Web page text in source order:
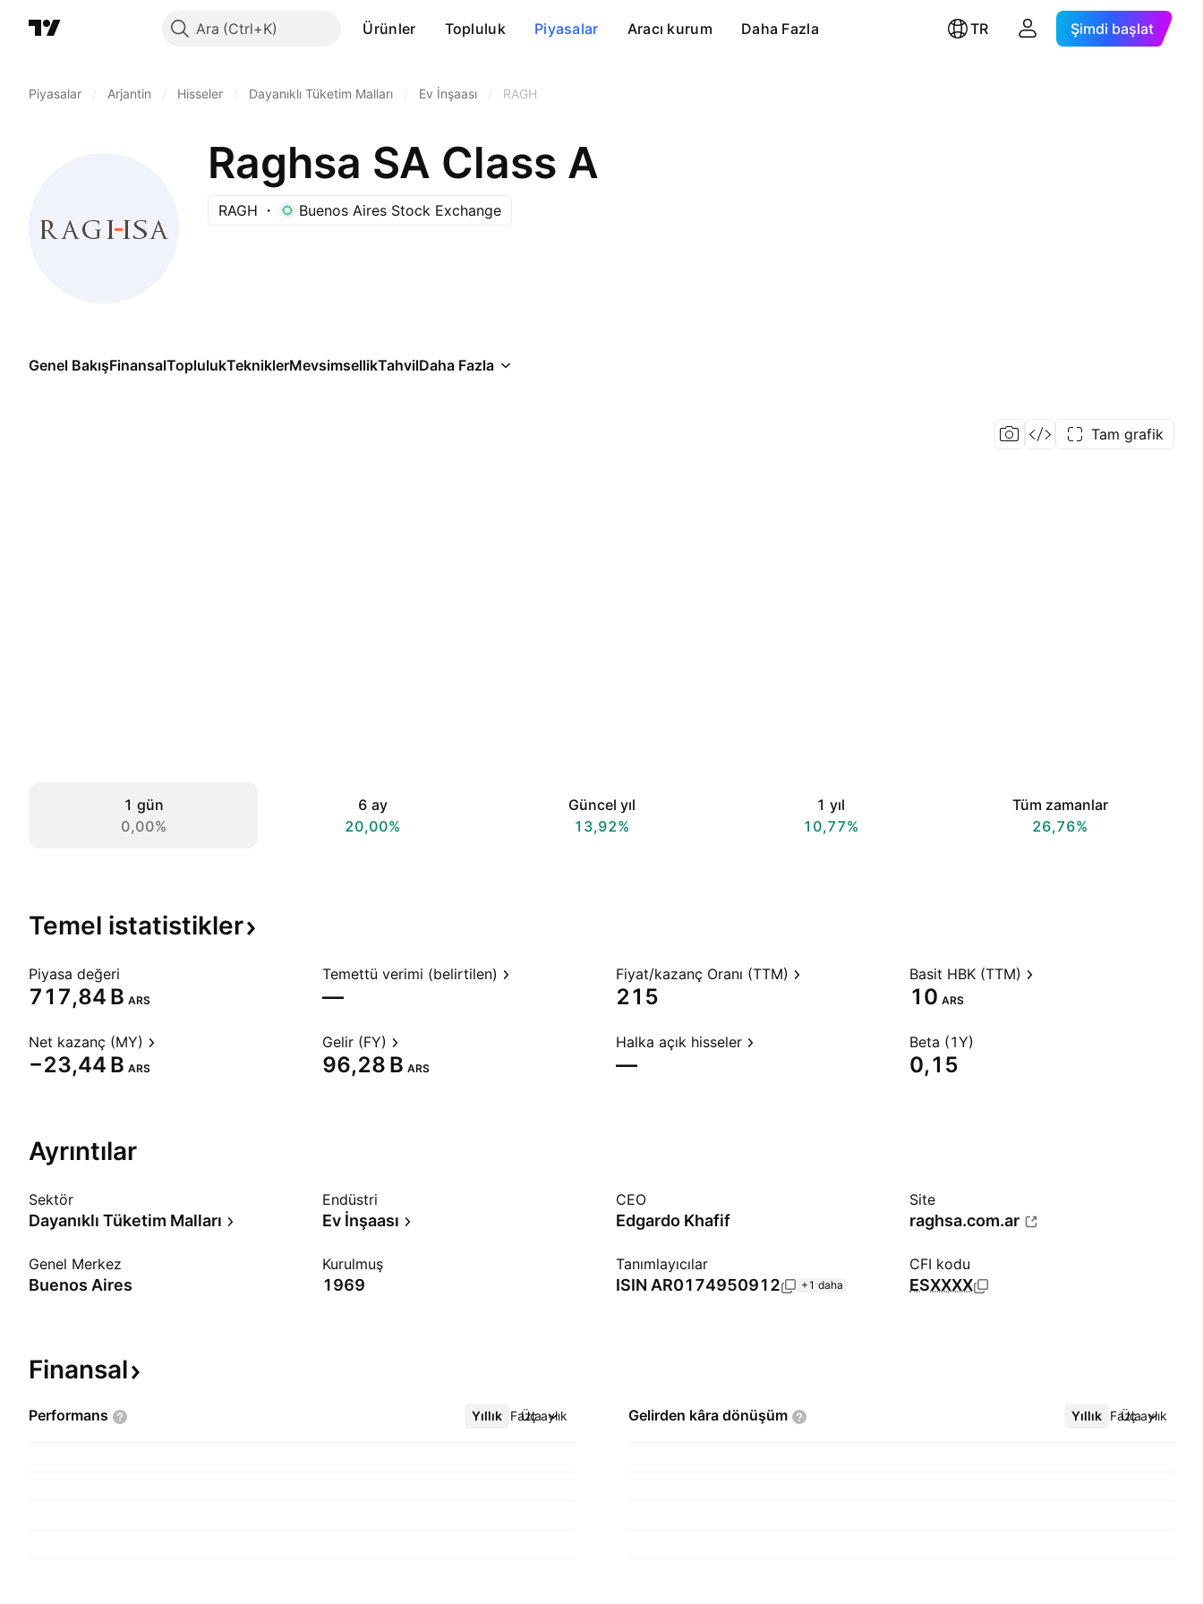
Ara Ürünler Topluluk Piyasalar Aracı kurum Daha Fazla TR Şimdi başlat
Piyasalar Arjantin Hisseler Dayanıklı Tüketim Malları Ev İnşaası RAGH
Raghsa SA Class A
RAGH Buenos Aires Stock Exchange
Genel BakışFinansalToplulukTekniklerMevsimsellikTahvilDaha Fazla
Tam grafik
1 gün
0,00%
6 ay
20,00%
Güncel yıl
13,92%
1 yıl
10,77%
Tüm zamanlar
26,76%
Temel istatistikler
Piyasa değeri
‪717,84 B‬ ARS
Temettü verimi (belirtilen)
—
Fiyat/kazanç Oranı (TTM)
215
Basit HBK (TTM)
10 ARS
Net kazanç (MY)
‪−23,44 B‬ ARS
Gelir (FY)
‪96,28 B‬ ARS
Halka açık hisseler
—
Beta (1Y)
0,15
Ayrıntılar
Sektör
Dayanıklı Tüketim Malları
Endüstri
Ev İnşaası
CEO
Edgardo Khafif
Site
raghsa.com.ar
Genel Merkez
Buenos Aires
Kurulmuş
1969
Tanımlayıcılar
ISIN AR0174950912 +1 daha
CFI kodu
ESXXXX
Finansal
Performans Yıllık Üç aylık
Daha Fazla Gelirden kâra dönüşüm Yıllık Üç aylık
Daha Fazla